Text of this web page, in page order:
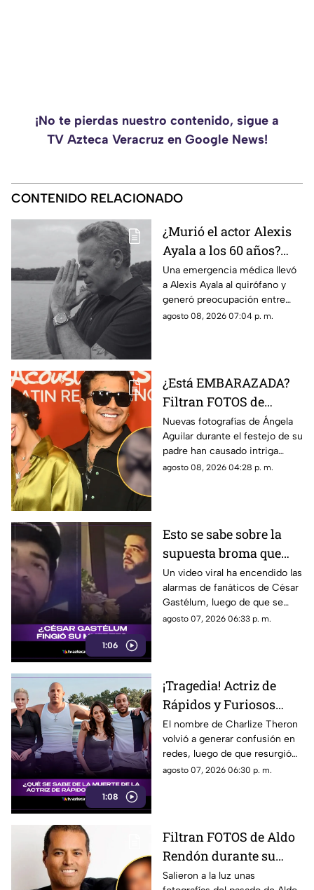
¡No te pierdas nuestro contenido, sigue a
TV Azteca Veracruz en Google News!
CONTENIDO RELACIONADO
¿Murió el actor Alexis
Ayala a los 60 años?
Esto sabemos tras
hospitalización de
URGENCIA
Una emergencia médica llevó
a Alexis Ayala al quirófano y
generó preocupación entre
sus seguidores, en TV Azteca
agosto 08, 2026 07:04 p. m.
¿Está EMBARAZADA?
Filtran FOTOS de
Ángela Aguilar durante
fiesta familiar; así luce
Nuevas fotografías de Ángela
Aguilar durante el festejo de su
padre han causado intriga
entre seguidores, en TV
agosto 08, 2026 04:28 p. m.
1:06
Esto se sabe sobre la
supuesta broma que
César Gastélum habría
hecho sobre su muerte
Un video viral ha encendido las
alarmas de fanáticos de César
Gastélum, luego de que se
comentara a especular que su
agosto 07, 2026 06:33 p. m.
1:08
¡Tragedia! Actriz de
Rápidos y Furiosos
vivió el PEOR momento
de su vida; esto se sabe
El nombre de Charlize Theron
volvió a generar confusión en
redes, luego de que resurgió
fue el dramático episodio
agosto 07, 2026 06:30 p. m.
Filtran FOTOS de Aldo
Rendón durante su
juventud; ¿quién es y
Salieron a la luz unas